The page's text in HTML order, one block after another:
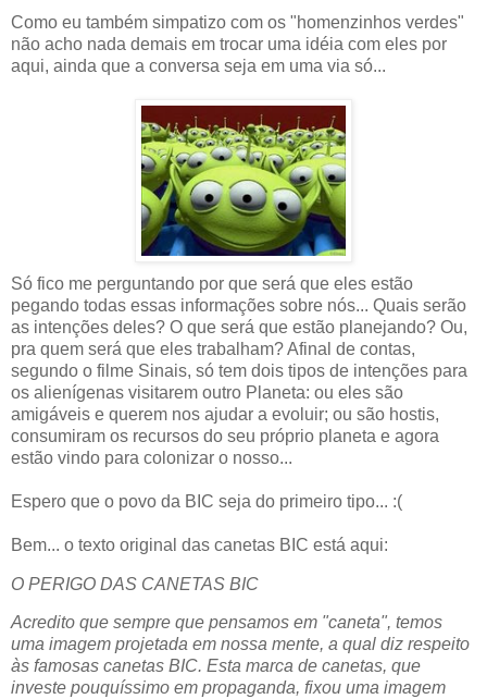
Como eu também simpatizo com os "homenzinhos verdes"
não acho nada demais em trocar uma idéia com eles por
aqui, ainda que a conversa seja em uma via só...
Só fico me perguntando por que será que eles estão
pegando todas essas informações sobre nós... Quais serão
as intenções deles? O que será que estão planejando? Ou,
pra quem será que eles trabalham? Afinal de contas,
segundo o filme Sinais, só tem dois tipos de intenções para
os alienígenas visitarem outro Planeta: ou eles são
amigáveis e querem nos ajudar a evoluir; ou são hostis,
consumiram os recursos do seu próprio planeta e agora
estão vindo para colonizar o nosso...
Espero que o povo da BIC seja do primeiro tipo... :(
Bem... o texto original das canetas BIC está aqui:
O PERIGO DAS CANETAS BIC
Acredito que sempre que pensamos em "caneta", temos
uma imagem projetada em nossa mente, a qual diz respeito
às famosas canetas BIC. Esta marca de canetas, que
investe pouquíssimo em propaganda, fixou uma imagem